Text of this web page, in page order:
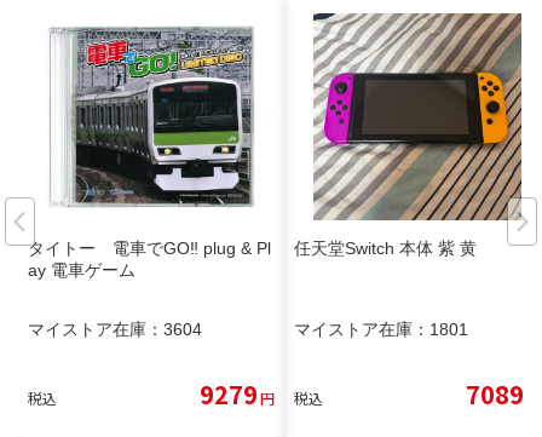
タイトー 電車でGO‼︎ plug & Pl
ay 電車ゲーム
マイストア在庫： 3604
税込 9279円
任天堂Switch 本体 紫 黄
マイストア在庫： 1801
税込 7089